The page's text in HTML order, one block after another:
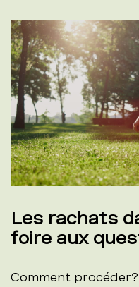
Les rachats
foire aux
Comment